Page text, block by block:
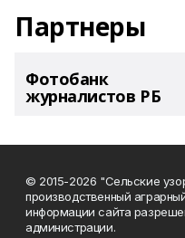
Партнеры
Фотобанк
журналистов РБ
© 2015-2026 "Сельские
производственный
информации сайта
администрации.